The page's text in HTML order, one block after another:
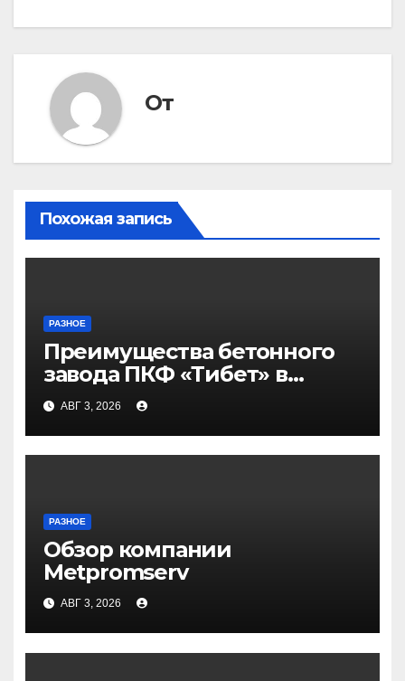
записям
От
Похожая запись
РАЗНОЕ
Преимущества бетонного
завода ПКФ «Тибет» в
Волгограде и Волжском
АВГ 3, 2026
РАЗНОЕ
Обзор компании
Metpromserv
АВГ 3, 2026